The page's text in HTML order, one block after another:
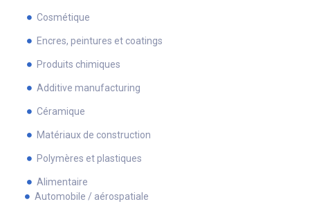
Cosmétique
Encres, peintures et coatings
Produits chimiques
Additive manufacturing
Céramique
Matériaux de construction
Polymères et plastiques
Alimentaire
Automobile / aérospatiale